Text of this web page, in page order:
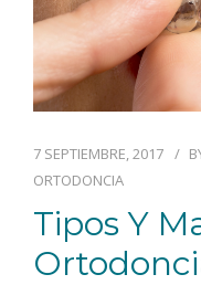
7 SEPTIEMBRE, 2017
ORTODONCIA
Tipos Y